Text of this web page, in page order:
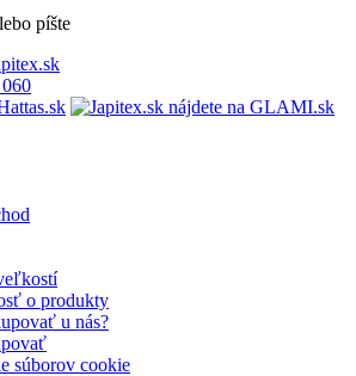
píšte
o produkty
u nás?
súborov cookie